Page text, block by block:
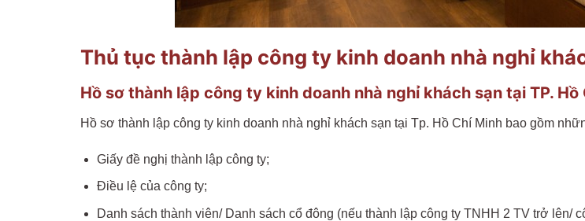
Thủ tục thành lập công ty kinh doanh nhà nghỉ
Hồ sơ thành lập công ty kinh doanh nhà nghỉ khách sạn tại TP. Hồ
Hồ sơ thành lập công ty kinh doanh nhà nghỉ khách sạn tại Tp. Hồ Chí Minh bao gồm
Giấy đề nghị thành lập công ty;
Điều lệ của công ty;
Danh sách thành viên/ Danh sách cổ đông (nếu thành lập công ty TNHH 2 TV trở lên/